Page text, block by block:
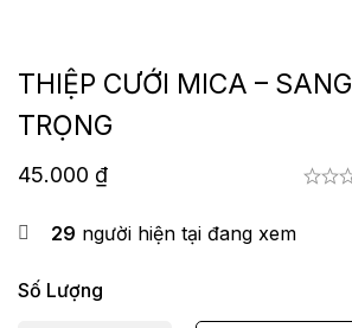
THIỆP CƯỚI MICA – SANG
TRỌNG
45.000 ₫
29 người hiện tại đang xem
Số Lượng